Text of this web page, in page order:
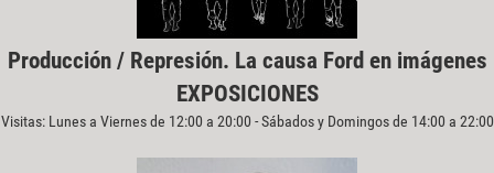
Producción / Represión. La causa Ford en imágenes
EXPOSICIONES
Visitas: Lunes a Viernes de 12:00 a 20:00 - Sábados y Domingos de 14:00 a 22:00